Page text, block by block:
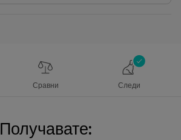
Сравни Следи
Получавате: